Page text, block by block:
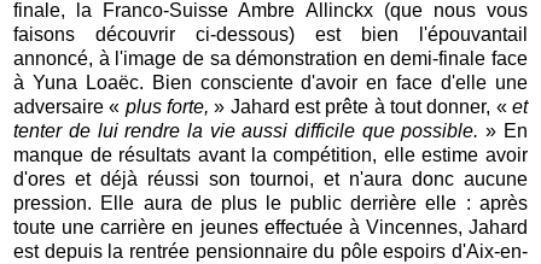
finale, la Franco-Suisse Ambre Allinckx (que nous vous
faisons découvrir ci-dessous) est bien l'épouvantail
annoncé, à l'image de sa démonstration en demi-finale face
à Yuna Loaëc. Bien consciente d'avoir en face d'elle une
adversaire « plus forte,» Jahard est prête à tout donner, « et
tenter de lui rendre la vie aussi difficile que possible. » En
manque de résultats avant la compétition, elle estime avoir
d'ores et déjà réussi son tournoi, et n'aura donc aucune
pression. Elle aura de plus le public derrière elle : après
toute une carrière en jeunes effectuée à Vincennes, Jahard
est depuis la rentrée pensionnaire du pôle espoirs d'Aix-en-